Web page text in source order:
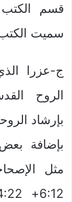
قسم الكتب
سميت الكتب
ج-عزرا
الروح
بإرشاد
بإضافة
مثل